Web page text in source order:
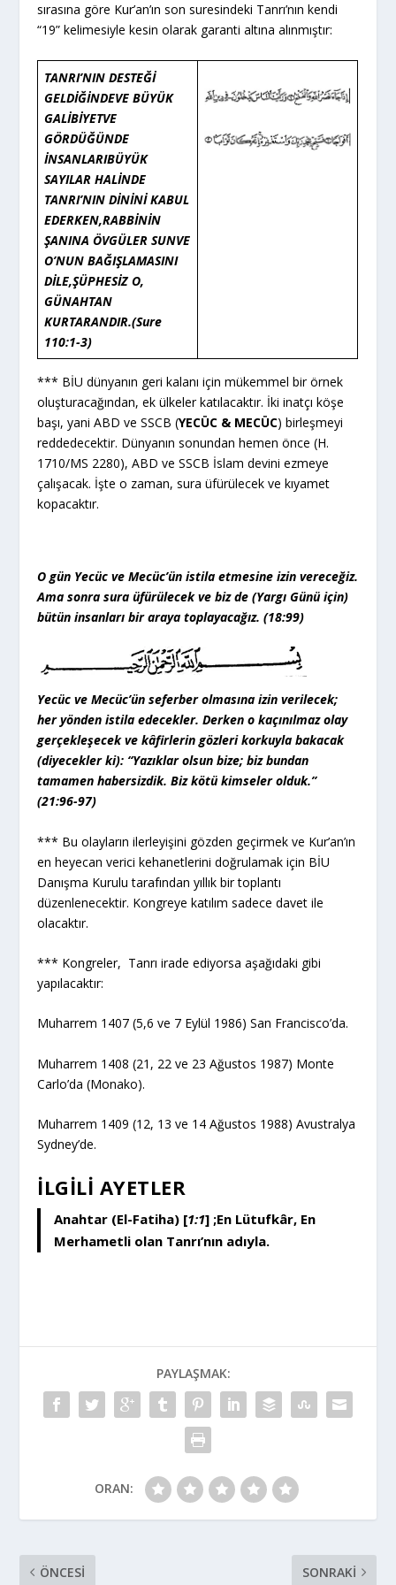
sırasına göre Kur’an’ın son suresindeki Tanrı’nın kendi
“19” kelimesiyle kesin olarak garanti altına alınmıştır:
TANRI’NIN DESTEĞİ
GELDİĞİNDEVE BÜYÜK
GALİBİYETVE
GÖRDÜĞÜNDE
İNSANLARIBÜYÜK
SAYILAR HALİNDE
TANRI’NIN DİNİNİ KABUL
EDERKEN,RABBİNİN
ŞANINA ÖVGÜLER SUNVE
O’NUN BAĞIŞLAMASINI
DİLE,ŞÜPHESİZ O,
GÜNAHTAN
KURTARANDIR.(Sure
110:1-3)
*** BİU dünyanın geri kalanı için mükemmel bir örnek
oluşturacağından, ek ülkeler katılacaktır. İki inatçı köşe
başı, yani ABD ve SSCB (YECÜC & MECÜC) birleşmeyi
reddedecektir. Dünyanın sonundan hemen önce (H.
1710/MS 2280), ABD ve SSCB İslam devini ezmeye
çalışacak. İşte o zaman, sura üfürülecek ve kıyamet
kopacaktır.
O gün Yecüc ve Mecüc’ün istila etmesine izin vereceğiz.
Ama sonra sura üfürülecek ve biz de (Yargı Günü için)
bütün insanları bir araya toplayacağız. (18:99)
Yecüc ve Mecüc’ün seferber olmasına izin verilecek;
her yönden istila edecekler. Derken o kaçınılmaz olay
gerçekleşecek ve kâfirlerin gözleri korkuyla bakacak
(diyecekler ki): “Yazıklar olsun bize; biz bundan
tamamen habersizdik. Biz kötü kimseler olduk.”
(21:96-97)
*** Bu olayların ilerleyişini gözden geçirmek ve Kur’an’ın
en heyecan verici kehanetlerini doğrulamak için BİU
Danışma Kurulu tarafından yıllık bir toplantı
düzenlenecektir. Kongreye katılım sadece davet ile
olacaktır.
*** Kongreler, Tanrı irade ediyorsa aşağıdaki gibi
yapılacaktır:
Muharrem 1407 (5,6 ve 7 Eylül 1986) San Francisco’da.
Muharrem 1408 (21, 22 ve 23 Ağustos 1987) Monte
Carlo’da (Monako).
Muharrem 1409 (12, 13 ve 14 Ağustos 1988) Avustralya
Sydney’de.
İLGILI AYETLER
Anahtar (El-Fatiha) [1:1] ;En Lütufkâr, En
Merhametli olan Tanrı’nın adıyla.
PAYLAŞMAK:
ORAN:
ÖNCESI SONRAKI